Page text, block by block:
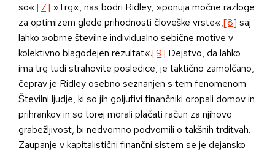
so«.[7] »Trg«, nas bodri Ridley, »ponuja močne razloge
za optimizem glede prihodnosti človeške vrste«,[8] saj
lahko »obrne številne individualno sebične motive v
kolektivno blagodejen rezultat«.[9] Dejstvo, da lahko
ima trg tudi strahovite posledice, je taktično zamolčano,
čeprav je Ridley osebno seznanjen s tem fenomenom.
Številni ljudje, ki so jih goljufivi finančniki oropali domov in
prihrankov in so torej morali plačati račun za njihovo
grabežljivost, bi nedvomno podvomili o takšnih trditvah.
Zaupanje v kapitalistični finančni sistem se je dejansko